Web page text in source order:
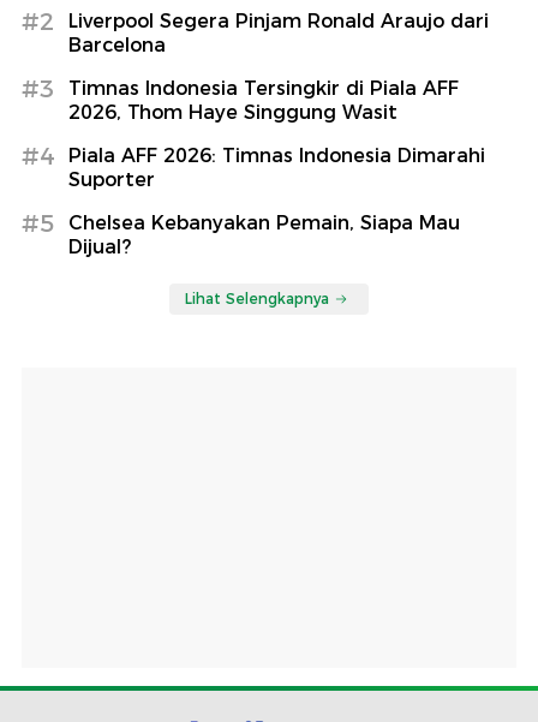
#2
Liverpool Segera Pinjam Ronald Araujo dari
Barcelona
#3
Timnas Indonesia Tersingkir di Piala AFF
2026, Thom Haye Singgung Wasit
#4
Piala AFF 2026: Timnas Indonesia Dimarahi
Suporter
#5
Chelsea Kebanyakan Pemain, Siapa Mau
Dijual?
Lihat Selengkapnya